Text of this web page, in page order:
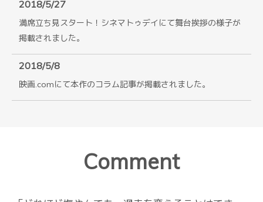
2018/5/27
満席立ち見スタート！シネマトゥデイにて舞台挨拶の様子が
掲載されました。
2018/5/8
映画.comにて本作のコラム記事が掲載されました。
Comment